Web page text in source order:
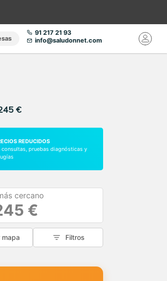
91 217 21 93
info@saludonnet.com
€
REDUCIDOS
consultas, pruebas diagnósticas y
cercano
€
mapa Filtros